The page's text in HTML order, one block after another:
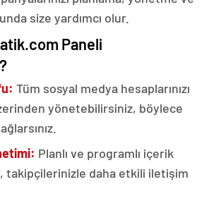
size yardımcı olur.
Paneli
Tüm sosyal medya hesaplarınızı
yönetebilirsiniz, böylece
Planlı ve programlı içerik
takipçilerinizle daha etkili iletişim